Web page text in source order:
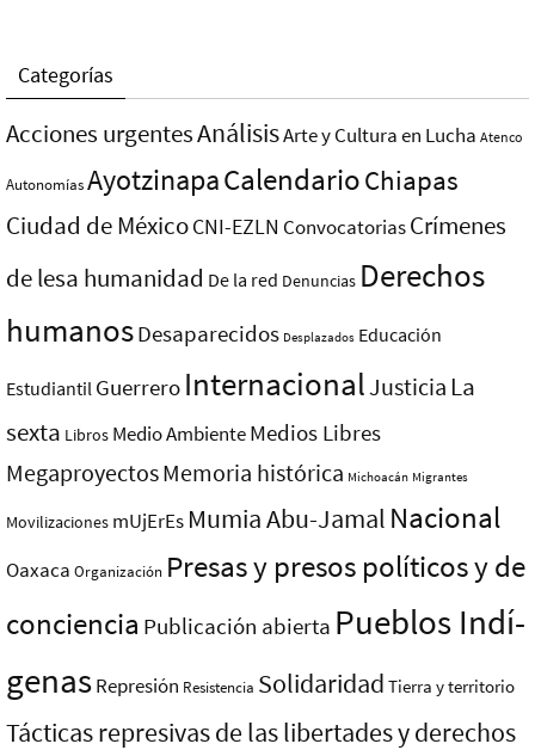
Categorías
Acciones urgentesAnálisisArte y Cultura en Lucha Atenco
AutonomíasAyotzinapaCalendarioChiapas
Ciudad de MéxicoCNI-EZLN ConvocatoriasCrímenes
de lesa humanidad De la red Denuncias Derechos
humanosDesaparecidos Desplazados Educación
Estudiantil Guerrero InternacionalJusticia La
sexta Libros Medio AmbienteMedios Libres
MegaproyectosMemoria histórica Michoacán Migrantes
Movilizaciones mUjErEs Mumia Abu-Jamal Nacional
Oaxaca Organización Presas y presos polí­ticos y de
conciencia Publicación abierta Pueblos Indí­
genasRepresión Resistencia Solidaridad Tierra y territorio
Tácticas represivas de las libertades y derechos